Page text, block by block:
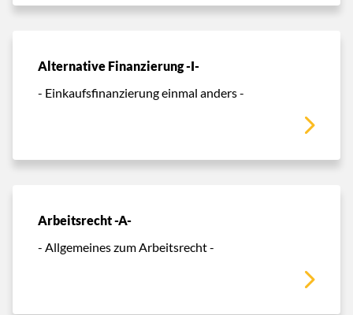
Alternative Finanzierung -I-
- Einkaufsfinanzierung einmal anders -
Arbeitsrecht -A-
- Allgemeines zum Arbeitsrecht -